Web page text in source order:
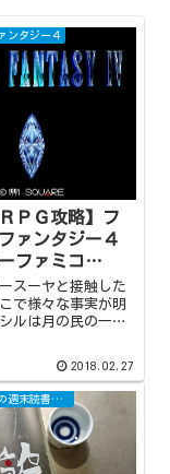
ンタジー４
ＰＧ攻略】フ
ァンタジー４
ファミコ
のたみのやか
スーヤと接触した
で様々な事実が明
ルは月の民の一族
ゼムスという悪の現
ことが分かりまし
のきょじんの復活
セシルは再び地上
。
2018.02.27
浅見ヨシヒロの週末読書日記